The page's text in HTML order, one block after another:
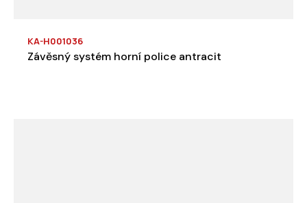
KA-H001036
Závěsný systém horní police antracit